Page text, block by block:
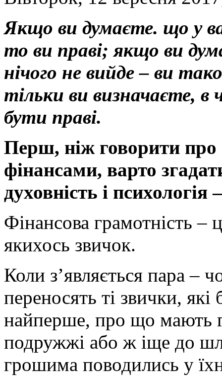
Якщо ви думаєте. що у
то ви праві; якщо ви
нічого не вийде – ви
тільки ви визначаєте, в
бути праві.
Перш, ніж говорити про
фінансами, варто
духовність і психологія
Фінансова грамотність –
якихось звичок.
Коли з’являється пара –
переносять ті звички, які
найперше, про що мають
подружжі або ж іще до
грошима поводились у